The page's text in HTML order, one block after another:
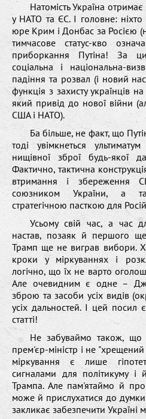
Натомість Україна
у НАТО та ЄС. І головне:
юре Крим і Донбас за Росією
тимчасове статус-кво
приборкання Путіна! За
соціальна і національна-
падіння та розвал (і новий
функція з захисту українців
який привід до нової війни
США і НАТО).
Ба більше, не факт, що
тоді увімкнеться
нищівної зброї будь-якої
Фактично, тактична
втримання і збереження
союзником України, а
стратегічною пасткою для
Усьому свій час, а час
настав, позаяк й першого
Трамп ще не виграв вибори.
кроки у міркуваннях і
логічно, що їх не варто
Але очевидним є одне –
зброю та засоби усіх видів
усіх дальностей. І цей
статті!
Не забуваймо також,
прем'єр-міністр і не
міркування є лише
сигналами для політикуму
Трампа. Але пам'ятаймо й
може й прислухатися до
закликає забезпечити Україні